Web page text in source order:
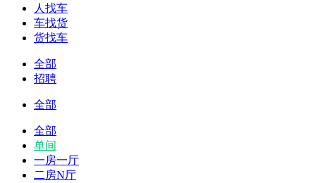
人找车
车找货
货找车
全部
招聘
全部
全部
单间
一房一厅
二房N厅